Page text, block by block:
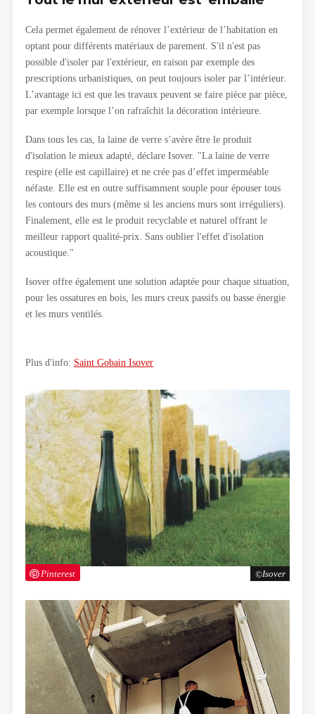
Isover
Pinterest
Cela permet également de rénover l’extérieur de l’habitation en
optant pour différents matériaux de parement. S'il n'est pas
possible d'isoler par l'extérieur, en raison par exemple des
prescriptions urbanistiques, on peut toujours isoler par l’intérieur.
L’avantage ici est que les travaux peuvent se faire pièce par pièce,
par exemple lorsque l’on rafraîchit la décoration intérieure.
Dans tous les cas, la laine de verre s’avère être le produit
d'isolation le mieux adapté, déclare Isover. "La laine de verre
respire (elle est capillaire) et ne crée pas d’effet imperméable
néfaste. Elle est en outre suffisamment souple pour épouser tous
les contours des murs (même si les anciens murs sont irréguliers).
Finalement, elle est le produit recyclable et naturel offrant le
meilleur rapport qualité-prix. Sans oublier l'effet d'isolation
acoustique."
Isover offre également une solution adaptée pour chaque situation,
pour les ossatures en bois, les murs creux passifs ou basse énergie
et les murs ventilés.
Plus d'info: Saint Gobain Isover